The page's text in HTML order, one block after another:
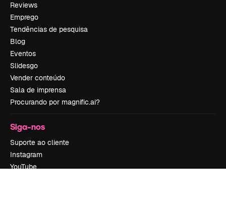
Reviews
Emprego
Tendências de pesquisa
Blog
Eventos
Slidesgo
Vender conteúdo
Sala de imprensa
Procurando por magnific.ai?
Siga-nos
Suporte ao cliente
Instagram
YouTube